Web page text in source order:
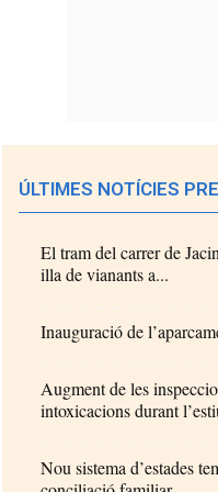
ÚLTIMES NOTÍCIES
El tram del carrer de
illa de vianants a...
Inauguració de
Augment de les
intoxicacions durant
Nou sistema d’estades